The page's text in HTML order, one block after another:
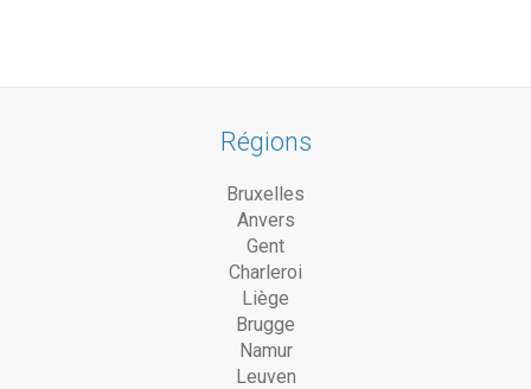
Régions
Bruxelles
Anvers
Gent
Charleroi
Liège
Brugge
Namur
Leuven